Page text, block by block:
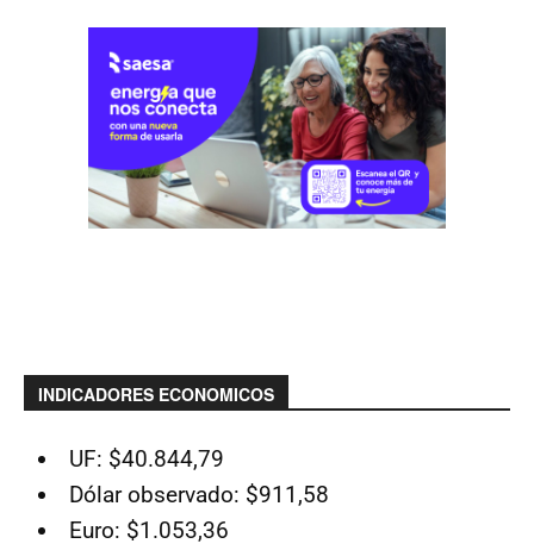
INDICADORES ECONOMICOS
UF: $40.844,79
Dólar observado: $911,58
Euro: $1.053,36